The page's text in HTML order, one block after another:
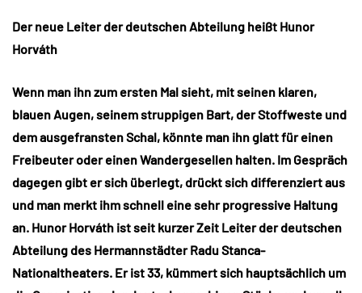
Der neue Leiter der deutschen Abteilung heißt Hunor
Horváth
Wenn man ihn zum ersten Mal sieht, mit seinen klaren,
blauen Augen, seinem struppigen Bart, der Stoffweste und
dem ausgefransten Schal, könnte man ihn glatt für einen
Freibeuter oder einen Wandergesellen halten. Im Gespräch
dagegen gibt er sich überlegt, drückt sich differenziert aus
und man merkt ihm schnell eine sehr progressive Haltung
an. Hunor Horváth ist seit kurzer Zeit Leiter der deutschen
Abteilung des Hermannstädter Radu Stanca-
Nationaltheaters. Er ist 33, kümmert sich hauptsächlich um